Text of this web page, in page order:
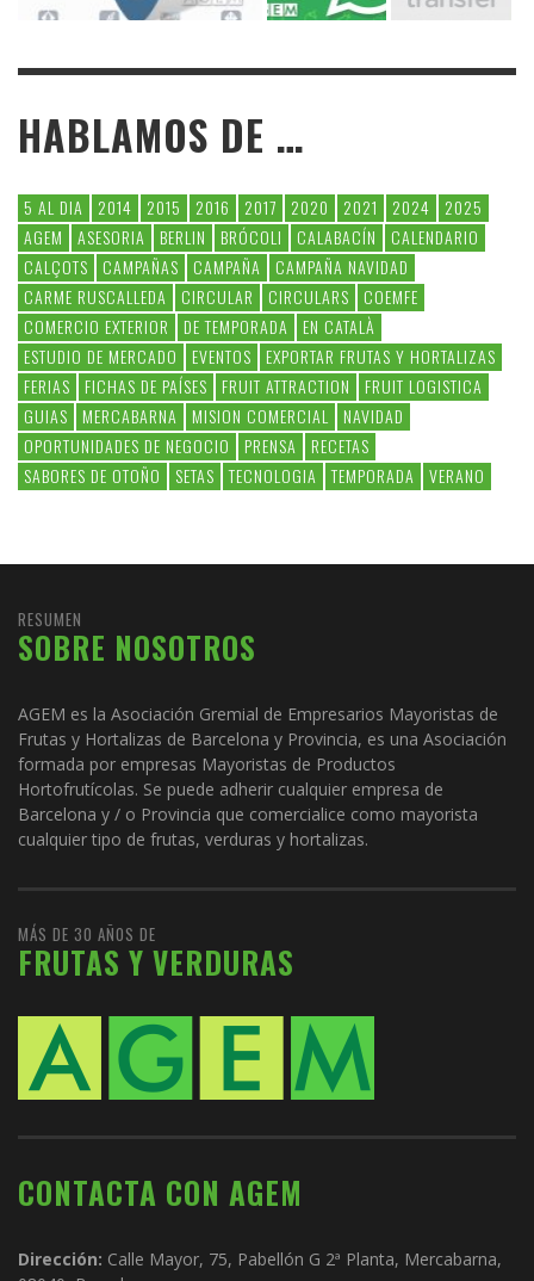
HABLAMOS DE …
5 AL DIA 2014 2015 2016 2017 2020 2021 2024
2025
AGEM
ASESORIA BERLIN BRÓCOLI CALABACÍN
CALENDARIO
CALÇOTS
CAMPAÑAS CAMPAÑA
CAMPAÑA NAVIDAD
CARME RUSCALLEDA
CIRCULAR CIRCULARS
COEMFE
COMERCIO EXTERIOR
DE TEMPORADA
EN CATALÀ
ESTUDIO DE MERCADO
EVENTOS
EXPORTAR FRUTAS Y HORTALIZAS
FERIAS
FICHAS DE PAÍSES FRUIT ATTRACTION
FRUIT LOGISTICA
GUIAS
MERCABARNA MISION COMERCIAL
NAVIDAD
OPORTUNIDADES DE NEGOCIO
PRENSA
RECETAS
SABORES DE OTOÑO
SETAS TECNOLOGIA TEMPORADA VERANO
RESUMEN
SOBRE NOSOTROS
AGEM es la Asociación Gremial de Empresarios Mayoristas de
Frutas y Hortalizas de Barcelona y Provincia, es una Asociación
formada por empresas Mayoristas de Productos
Hortofrutícolas. Se puede adherir cualquier empresa de
Barcelona y / o Provincia que comercialice como mayorista
cualquier tipo de frutas, verduras y hortalizas.
MÁS DE 30 AÑOS DE
FRUTAS Y VERDURAS
CONTACTA CON AGEM
Dirección: Calle Mayor, 75, Pabellón G 2ª Planta, Mercabarna,